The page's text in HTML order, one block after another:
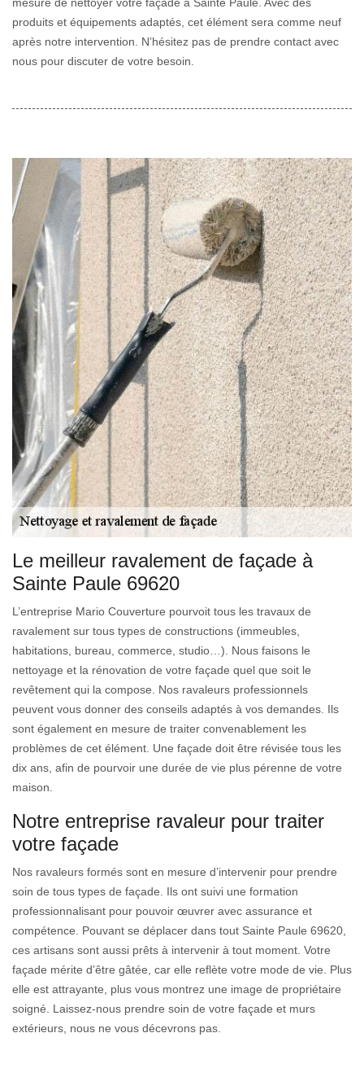
produits et équipements adaptés, cet élément sera comme neuf
après notre intervention. N’hésitez pas de prendre contact avec
nous pour discuter de votre besoin.
Le meilleur ravalement de façade à
Sainte Paule 69620
L’entreprise Mario Couverture pourvoit tous les travaux de
ravalement sur tous types de constructions (immeubles,
habitations, bureau, commerce, studio…). Nous faisons le
nettoyage et la rénovation de votre façade quel que soit le
revêtement qui la compose. Nos ravaleurs professionnels
peuvent vous donner des conseils adaptés à vos demandes. Ils
sont également en mesure de traiter convenablement les
problèmes de cet élément. Une façade doit être révisée tous les
dix ans, afin de pourvoir une durée de vie plus pérenne de votre
maison.
Notre entreprise ravaleur pour traiter
votre façade
Nos ravaleurs formés sont en mesure d’intervenir pour prendre
soin de tous types de façade. Ils ont suivi une formation
professionnalisant pour pouvoir œuvrer avec assurance et
compétence. Pouvant se déplacer dans tout Sainte Paule 69620,
ces artisans sont aussi prêts à intervenir à tout moment. Votre
façade mérite d’être gâtée, car elle reflète votre mode de vie. Plus
elle est attrayante, plus vous montrez une image de propriétaire
soigné. Laissez-nous prendre soin de votre façade et murs
extérieurs, nous ne vous décevrons pas.